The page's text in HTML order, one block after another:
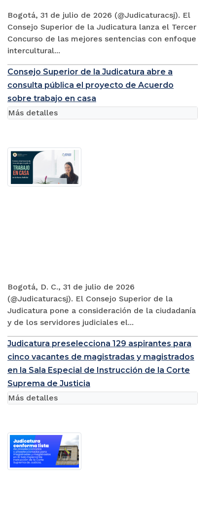
Bogotá, 31 de julio de 2026 (@Judicaturacsj). El
Consejo Superior de la Judicatura lanza el Tercer
Concurso de las mejores sentencias con enfoque
intercultural...
Consejo Superior de la Judicatura abre a
consulta pública el proyecto de Acuerdo
sobre trabajo en casa
Bogotá, D. C., 31 de julio de 2026
(@Judicaturacsj). El Consejo Superior de la
Judicatura pone a consideración de la ciudadanía
y de los servidores judiciales el...
Más detalles
Judicatura preselecciona 129 aspirantes para
cinco vacantes de magistradas y magistrados
en la Sala Especial de Instrucción de la Corte
Suprema de Justicia
Más detalles